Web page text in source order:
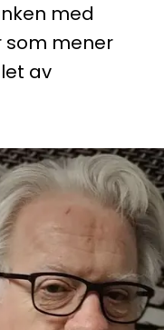
med
som mener
av